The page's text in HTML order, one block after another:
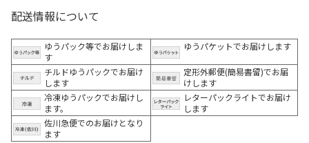
配送情報について
ゆうパック等でお届けしま
す
ゆうパケットでお届けします
チルドゆうパックでお届け
します
定形外郵便(簡易書留)でお届
けします
冷凍ゆうパックでお届けし
ます。
レターパックライトでお届け
します
佐川急便でのお届けとなり
ます